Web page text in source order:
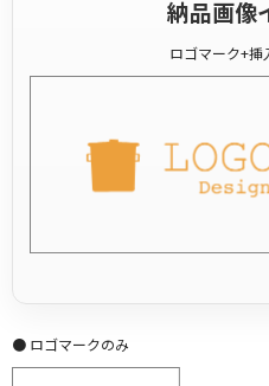
納品画像
ロゴマーク+挿
● ロゴマークのみ